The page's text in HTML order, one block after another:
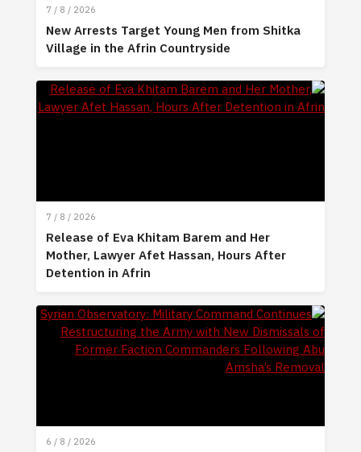
7 / 8 / 2026
New Arrests Target Young Men from Shitka
Village in the Afrin Countryside
7 / 8 / 2026
Release of Eva Khitam Barem and Her
Mother, Lawyer Afet Hassan, Hours After
Detention in Afrin
6 / 8 / 2026